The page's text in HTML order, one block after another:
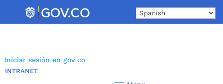
Iniciar sesión en gov co
INTRANET